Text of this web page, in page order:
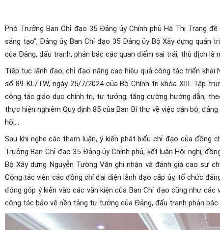
Phó Trưởng Ban Chỉ đạo 35 Đảng ủy Chính phủ Hà Thị Trang
sáng tạo”, Đảng ủy, Ban Chỉ đạo 35 Đảng ủy Bộ Xây dựng
của Đảng, đấu tranh, phản bác các quan điểm sai trái, thù địch
Tiếp tục lãnh đạo, chỉ đạo nâng cao hiệu quả công tác triển
số 89-KL/TW, ngày 25/7/2024 của Bộ Chính trị khóa XIII. Tập
công tác giáo dục chính trị, tư tưởng; tăng cường hướng dẫn,
thực hiện nghiêm Quy định 85 của Ban Bí thư về việc cán bộ,
hội…
Sau khi nghe các tham luận, ý kiến phát biểu chỉ đạo của đồng
Trưởng Ban Chỉ đạo 35 Đảng ủy Chính phủ; kết luận Hội nghị,
Bộ Xây dựng Nguyễn Tường Văn ghi nhận và đánh giá cao sự
Cộng tác viên các đồng chí đại diện lãnh đạo cấp ủy, tổ chức
đóng góp ý kiến vào các văn kiện của Ban Chỉ đạo cũng như
công tác bảo vệ nền tảng tư tưởng của Đảng, đấu tranh phản